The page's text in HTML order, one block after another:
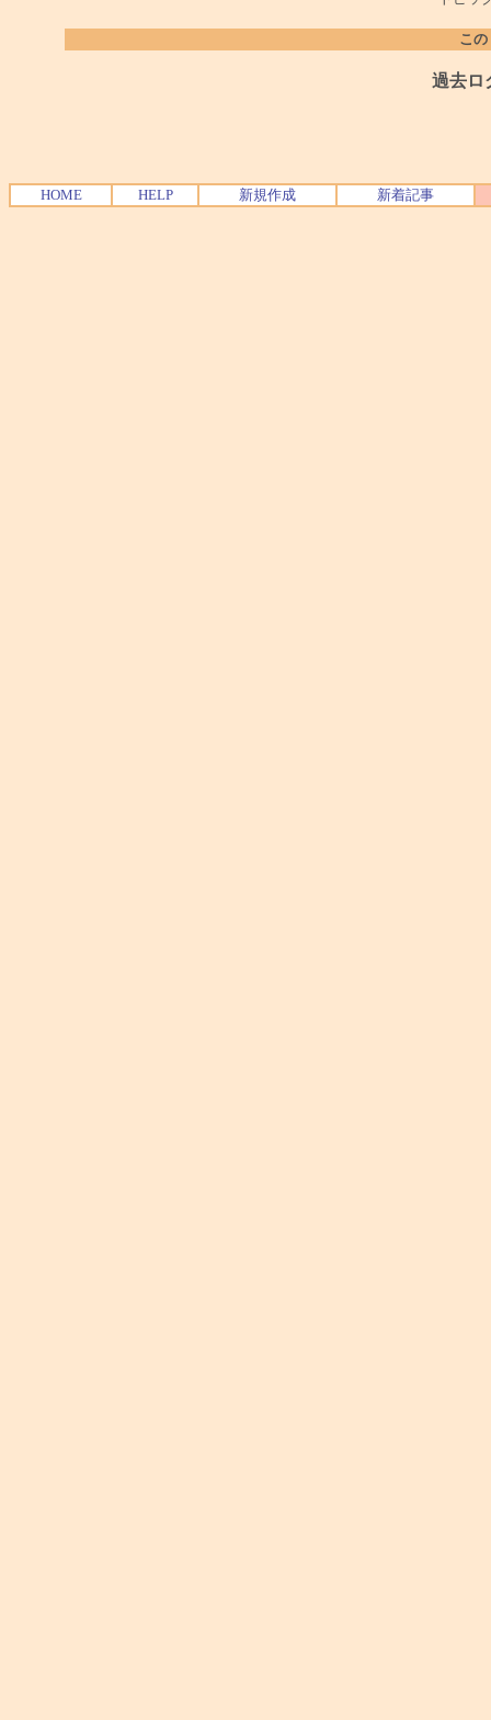
こ
過去ロ
HOME HELP 新規作成 新着記事